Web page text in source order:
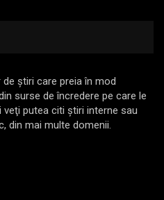
ştiri care preia în mod
surse de încredere pe care le
veţi putea citi ştiri interne sau
din mai multe domenii.